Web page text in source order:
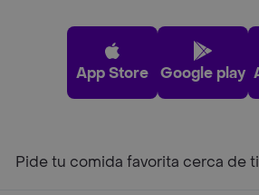
App Store Google play
Pide tu comida favorita cerca de ti